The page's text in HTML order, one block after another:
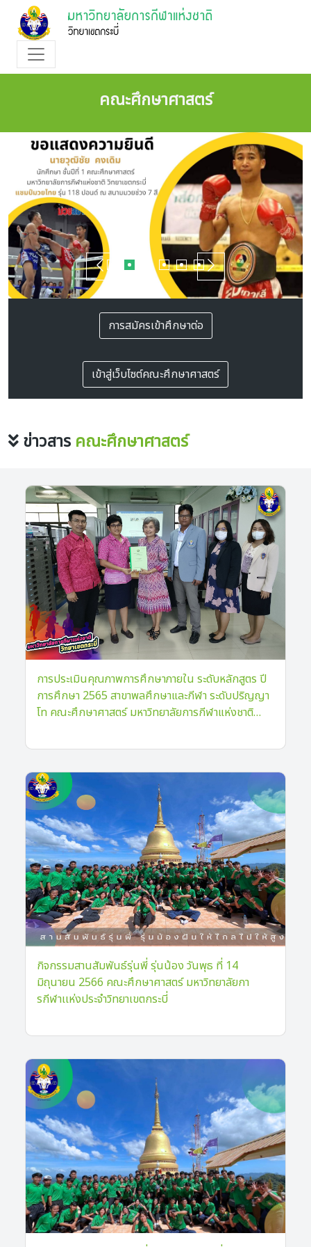
คณะศึกษาศาสตร์
การสมัครเข้าศึกษาต่อ
เข้าสู่เว็บไซต์คณะศึกษาศาสตร์
ข่าวสาร คณะศึกษาศาสตร์
การประเมินคุณภาพการศึกษาภายใน ระดับหลักสูตร ปี
การศึกษา 2565 สาขาพลศึกษาและกีฬา ระดับปริญญา
โท คณะศึกษาศาสตร์ มหาวิทยาลัยการกีฬาแห่งชาติ
กิจกรรมสานสัมพันธ์รุ่นพี่ รุ่นน้อง วันพุธ ที่ 14
มิถุนายน 2566 คณะศึกษาศาสตร์ มหาวิทยาลัยกา
รกีฬาเเห่งประจำวิทยาเขตกระบี่